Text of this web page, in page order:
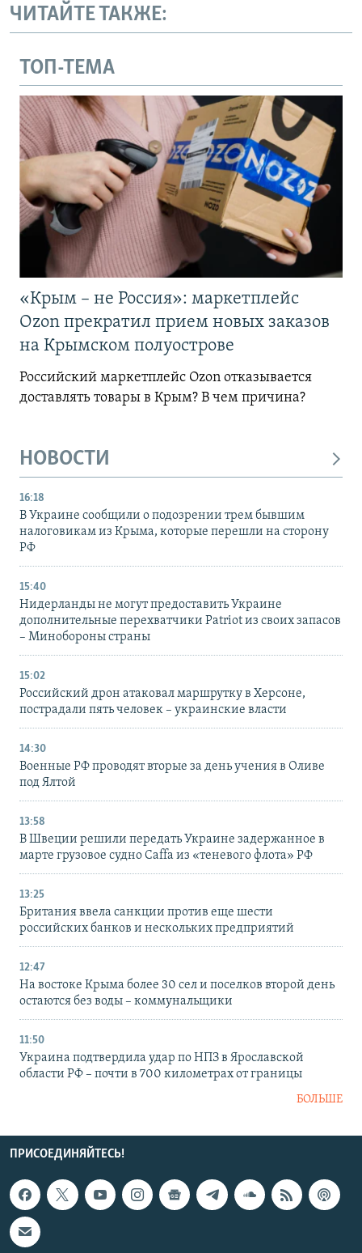
ЧИТАЙТЕ ТАКЖЕ:
ТОП-ТЕМА
«Крым – не Россия»: маркетплейс
Ozon прекратил прием новых заказов
на Крымском полуострове
Российский маркетплейс Ozon отказывается
доставлять товары в Крым? В чем причина?
НОВОСТИ
16:18
В Украине сообщили о подозрении трем бывшим
налоговикам из Крыма, которые перешли на сторону
РФ
15:40
Нидерланды не могут предоставить Украине
дополнительные перехватчики Patriot из своих запасов
– Минобороны страны
15:02
Российский дрон атаковал маршрутку в Херсоне,
пострадали пять человек – украинские власти
14:30
Военные РФ проводят вторые за день учения в Оливе
под Ялтой
13:58
В Швеции решили передать Украине задержанное в
марте грузовое судно Caffa из «теневого флота» РФ
13:25
Британия ввела санкции против еще шести
российских банков и нескольких предприятий
12:47
На востоке Крыма более 30 сел и поселков второй день
остаются без воды – коммунальщики
11:50
Украина подтвердила удар по НПЗ в Ярославской
области РФ – почти в 700 километрах от границы
БОЛЬШЕ
ПРИСОЕДИНЯЙТЕСЬ!